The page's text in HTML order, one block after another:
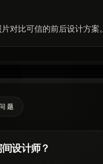
对比可信的前后设计方案。
题
设计师？